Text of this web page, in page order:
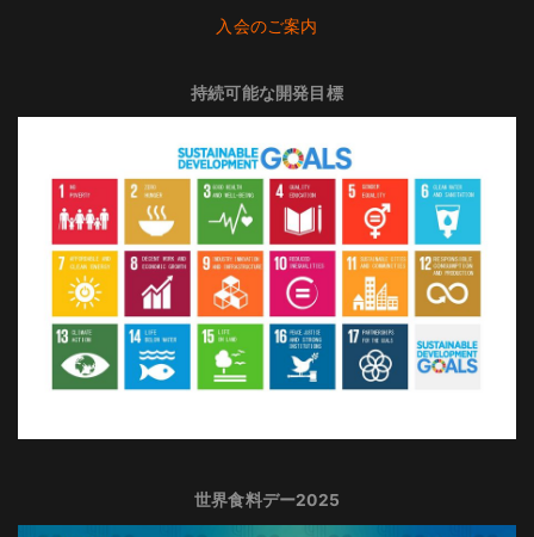
入会のご案内
持続可能な開発目標
世界食料デー2025